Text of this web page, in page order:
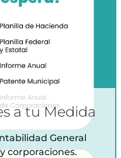
a tu Medida
General
corporaciones.